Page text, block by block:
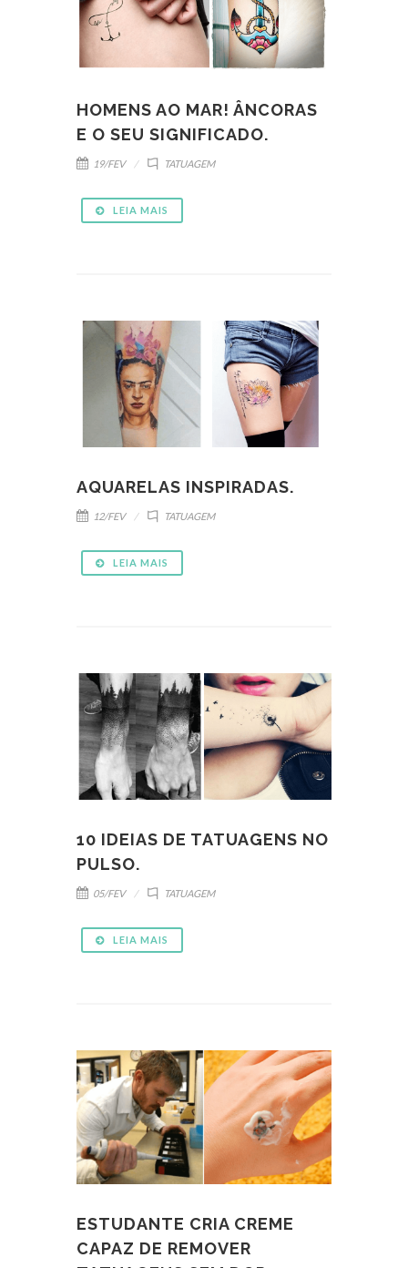
HOMENS AO MAR! ÂNCORAS
E O SEU SIGNIFICADO.
19/FEV TATUAGEM
LEIA MAIS
AQUARELAS INSPIRADAS.
12/FEV TATUAGEM
LEIA MAIS
10 IDEIAS DE TATUAGENS NO
PULSO.
05/FEV TATUAGEM
LEIA MAIS
ESTUDANTE CRIA CREME
CAPAZ DE REMOVER